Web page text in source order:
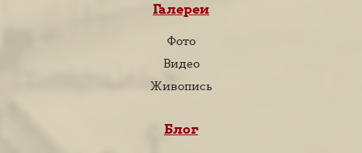
Галереи
Фото
Видео
Живопись
Блог